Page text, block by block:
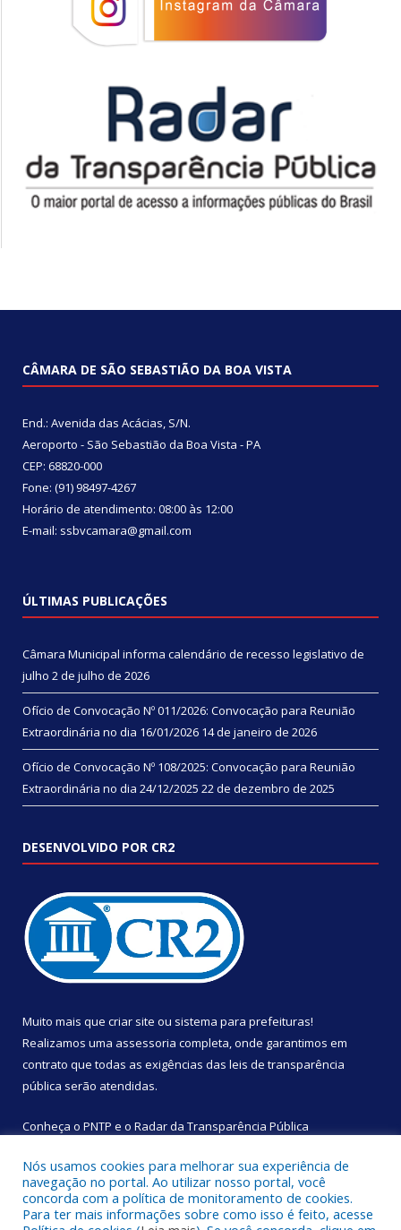
CÂMARA DE SÃO SEBASTIÃO DA BOA VISTA
End.: Avenida das Acácias, S/N.
Aeroporto - São Sebastião da Boa Vista - PA
CEP: 68820-000
Fone: (91) 98497-4267
Horário de atendimento: 08:00 às 12:00
E-mail: ssbvcamara@gmail.com
ÚLTIMAS PUBLICAÇÕES
Câmara Municipal informa calendário de recesso legislativo de
julho 2 de julho de 2026
Ofício de Convocação Nº 011/2026: Convocação para Reunião
Extraordinária no dia 16/01/2026 14 de janeiro de 2026
Ofício de Convocação Nº 108/2025: Convocação para Reunião
Extraordinária no dia 24/12/2025 22 de dezembro de 2025
DESENVOLVIDO POR CR2
Muito mais que criar site ou sistema para prefeituras!
Realizamos uma assessoria completa, onde garantimos em
contrato que todas as exigências das leis de transparência
pública serão atendidas.
Conheça o PNTP e o Radar da Transparência Pública
Todos os direitos reservados a Câmara Municipal de São
Nós usamos cookies para melhorar sua experiência de
navegação no portal. Ao utilizar nosso portal, você
concorda com a política de monitoramento de cookies.
Para ter mais informações sobre como isso é feito, acesse